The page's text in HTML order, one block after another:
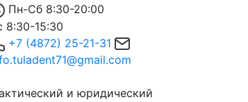
Пн-Сб 8:30-20:00
8:30-15:30
+7 (4872) 25-21-31
и юридический